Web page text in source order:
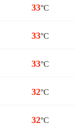
33°C
33°C
33°C
32°C
32°C